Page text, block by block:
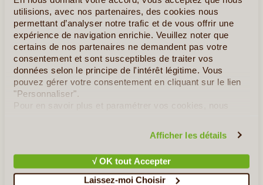
utilisions, avec nos partenaires, des cookies nous
permettant d’analyser notre trafic et de vous offrir une
expérience de navigation enrichie. Veuillez noter que
certains de nos partenaires ne demandent pas votre
consentement et sont susceptibles de traiter vos
données selon le principe de l'intérêt légitime. Vous
pouvez gérer votre consentement en cliquant sur le lien
"Personnaliser".
Pour en savoir plus et paramétrer vos cookies, nous
Afficher les détails
√ OK tout Accepter
Laissez-moi Choisir
10J/9N ©
Abordez l’Egypte par Le Caire, sa capitale mégalopole. Visitez le
grand site de Guizèh avec ses 3 Pyramides, le Sphinx ainsi que
le Grand Musée du Caire. Ensuite découvrez la Haute Egypte et
ses trésors, ainsi que les temples monumentaux (...)
Séjour Balnéaire à la carte sur la Mer Rouge
Merveilles et Trésors d’Egypte